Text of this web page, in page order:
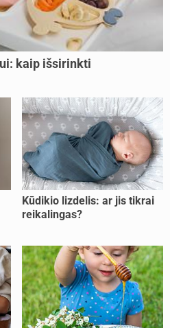
kaip išsirinkti
Kūdikio lizdelis: ar jis tikrai
reikalingas?